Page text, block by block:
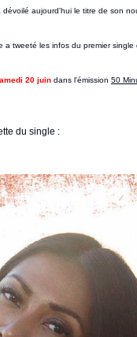
dévoilé aujourd'hui le titre de son
tweeté les infos du premier single
20 juin dans l'émission 50
du single :